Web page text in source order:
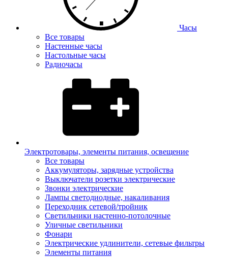
Часы
Все товары
Настенные часы
Настольные часы
Радиочасы
Электротовары, элементы питания, освещение
Все товары
Аккумуляторы, зарядные устройства
Выключатели розетки электрические
Звонки электрические
Лампы светодиодные, накаливания
Переходник сетевой/тройник
Светильники настенно-потолочные
Уличные светильники
Фонари
Электрические удлинители, сетевые фильтры
Элементы питания